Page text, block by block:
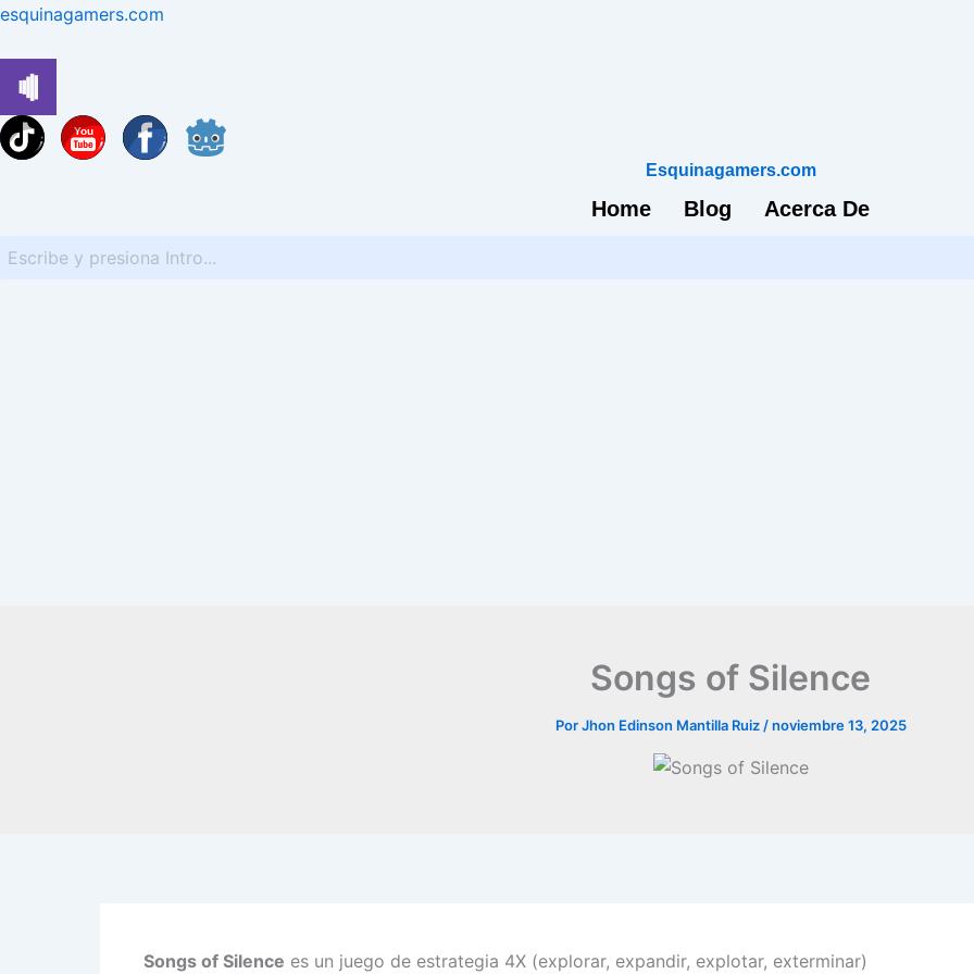
Ir
contenido
esquinagamers.com
You
Esquinagamers.com
Home Blog Acerca De
Songs of Silence
PorJhon Edinson Mantilla Ruiz /noviembre 13, 2025
Songs of Silence es un juego de estrategia 4X (explorar, expandir, explotar, exterminar)